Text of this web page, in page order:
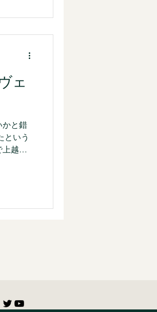
ぼんと
は独
の前
ら続
」構造
ェ
かと錯
という
越で